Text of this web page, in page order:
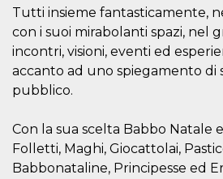
Tutti insieme fantasticamente,
con i suoi mirabolanti spazi, nel
incontri, visioni, eventi ed
accanto ad uno spiegamento di
pubblico.
Con la sua scelta Babbo Natale
Folletti, Maghi, Giocattolai,
Babbonataline, Principesse ed